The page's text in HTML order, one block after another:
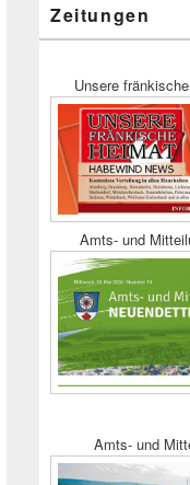
Zeitungen
Unsere
Amts- und
Amts- und